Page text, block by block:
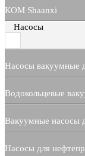
КОМ Shaanxi
Насосы
Насосы вакуумные
Водокольцевые
Вакуумные насосы
Насосы для